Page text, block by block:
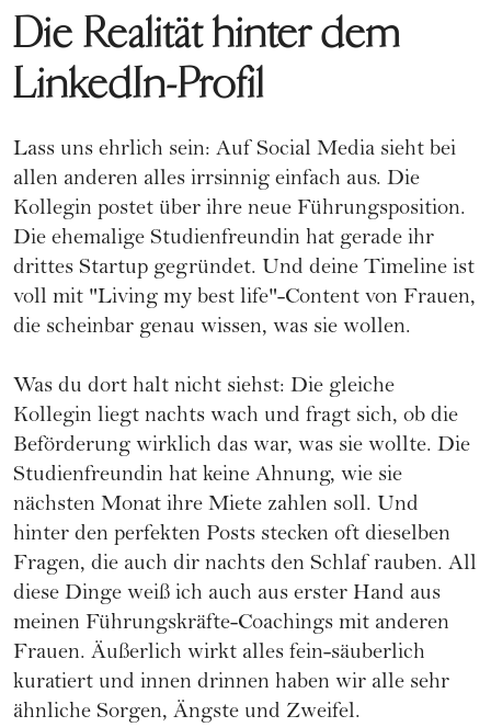
Die Realität hinter dem
LinkedIn-Profil
Lass uns ehrlich sein: Auf Social Media sieht bei
allen anderen alles irrsinnig einfach aus. Die
Kollegin postet über ihre neue Führungsposition.
Die ehemalige Studienfreundin hat gerade ihr
drittes Startup gegründet. Und deine Timeline ist
voll mit "Living my best life"-Content von Frauen,
die scheinbar genau wissen, was sie wollen.
Was du dort halt nicht siehst: Die gleiche
Kollegin liegt nachts wach und fragt sich, ob die
Beförderung wirklich das war, was sie wollte. Die
Studienfreundin hat keine Ahnung, wie sie
nächsten Monat ihre Miete zahlen soll. Und
hinter den perfekten Posts stecken oft dieselben
Fragen, die auch dir nachts den Schlaf rauben. All
diese Dinge weiß ich auch aus erster Hand aus
meinen Führungskräfte-Coachings mit anderen
Frauen. Äußerlich wirkt alles fein-säuberlich
kuratiert und innen drinnen haben wir alle sehr
ähnliche Sorgen, Ängste und Zweifel.